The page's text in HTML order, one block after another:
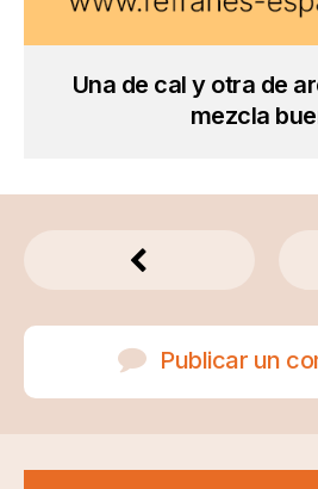
Una de cal y otra de
mezcla
Publicar un